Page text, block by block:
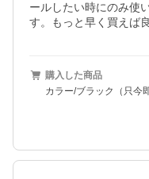
ールしたい時にのみ使
す。もっと早く買えば
購入した商品
カラー/ブラック（只今